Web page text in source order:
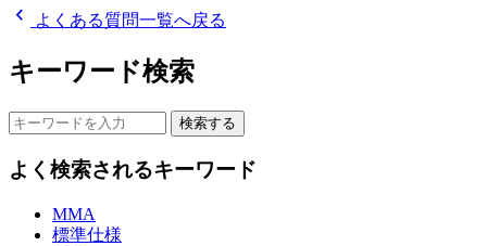
chevron_left よくある質問一覧へ戻る
キーワード検索
検索する
よく検索されるキーワード
MMA
標準仕様